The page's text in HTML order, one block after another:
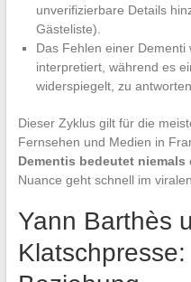
unverifizierbare Details
Gästeliste).
Das Fehlen einer Dementi
interpretiert, während es
widerspiegelt, zu antworten.
Dieser Zyklus gilt für die
Fernsehen und Medien in
Dementis bedeutet
Nuance geht schnell im
Yann Barthès